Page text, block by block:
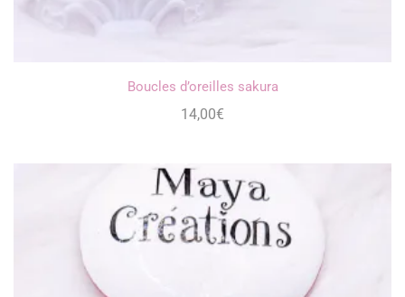
Boucles d’oreilles sakura
14,00€